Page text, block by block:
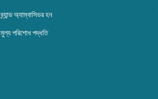
ব্র্যান্ড অ্যাম্বাসিডর হন
মুল্য পরিশোধ পদ্ধতি